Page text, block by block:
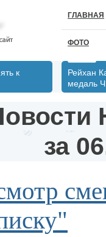
ГЛАВНАЯ
ФОТО
к
Рейхан
медаль
за